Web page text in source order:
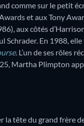
comme sur le petit
et aux Tony
aux côtés
Schrader. En 1988,
. L’un de ses rôles
Martha Plimpton
la tête du grand frère